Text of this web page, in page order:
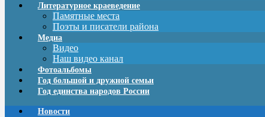
Литературное краеведение
Памятные места
Поэты и писатели района
Медиа
Видео
Наш видео канал
Фотоальбомы
Год большой и дружной семьи
Год единства народов России
Новости